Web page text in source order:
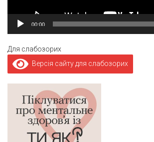
00:00
Для слабозорих
Версія сайту для слабозорих